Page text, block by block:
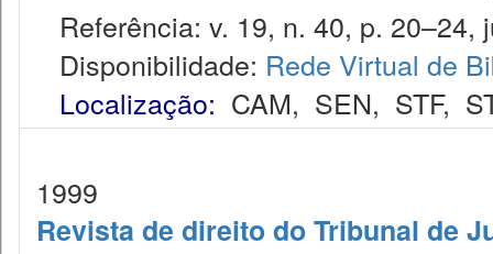
Referência: v. 19, n. 40, p. 20–24,
Disponibilidade: Rede Virtual de
Localização: CAM, SEN, STF,
1999
Revista de direito do Tribunal de